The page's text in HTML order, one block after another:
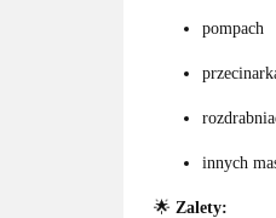
pompach
innych
🌟 Zalety: